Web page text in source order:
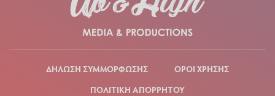
ΔΗΛΩΣΗ ΣΥΜΜΟΡΦΩΣΗΣ
ΟΡΟΙ ΧΡΗΣΗΣ
ΠΟΛΙΤΙΚΗ ΑΠΟΡΡΗΤΟΥ